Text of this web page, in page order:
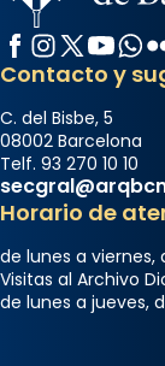
Facebook
Instagram
X / Twitter
Contacto y
C. del Bisbe, 5
08002 Barcelona
Telf. 93 270 10 10
Horario de
de lunes a viernes,
Visitas al Archivo
de lunes a jueves,